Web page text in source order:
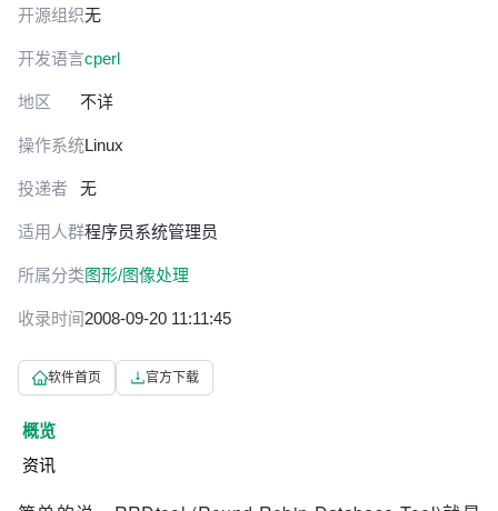
开源组织无
开发语言cperl
地区 不详
操作系统Linux
投递者 无
适用人群程序员系统管理员
所属分类图形/图像处理
收录时间2008-09-20 11:11:45
软件首页 官方下载
概览
资讯